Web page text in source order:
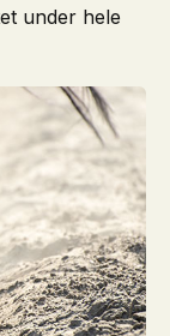
under hele